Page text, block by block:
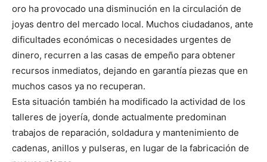
oro ha provocado una disminución en la circulación de
joyas dentro del mercado local. Muchos ciudadanos, ante
dificultades económicas o necesidades urgentes de
dinero, recurren a las casas de empeño para obtener
recursos inmediatos, dejando en garantía piezas que en
muchos casos ya no recuperan.
Esta situación también ha modificado la actividad de los
talleres de joyería, donde actualmente predominan
trabajos de reparación, soldadura y mantenimiento de
cadenas, anillos y pulseras, en lugar de la fabricación de